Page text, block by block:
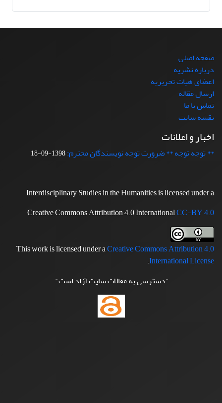
صفحه اصلی
درباره نشریه
اعضای هیات تحریریه
ارسال مقاله
تماس با ما
نقشه سایت
اخبار و اعلانات
** توجه توجه ** ضرورت توجه نویسندگان محترم:1398-09-18
Interdisciplinary Studies in the Humanities is licensed under a
Creative Commons Attribution 4.0 InternationalCC-BY 4.0
This work is licensed under aCreative Commons Attribution 4.0
International License
.
"دسترسی به مقالات سایت آزاد است"